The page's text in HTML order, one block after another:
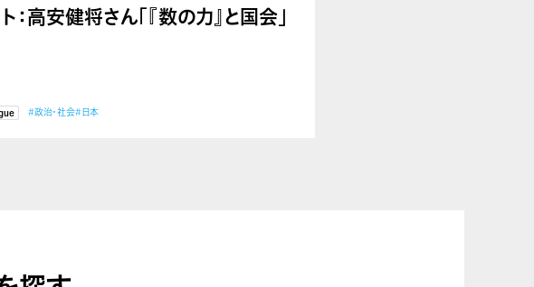
高安健将さん「『数の力』と国会」
#政治・社会#日本